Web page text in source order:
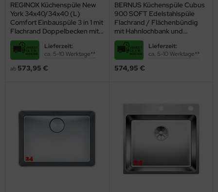
REGINOX Küchenspüle New
York 34x40/34x40 (L)
Comfort Einbauspüle 3 in 1 mit
Flachrand Doppelbecken mit
Siebkorb als Stopfenventil
Lieferzeit:
ca. 5-10 Werktage**
ab 573,95 €
BERNUS Küchenspüle Cubus
900 SOFT Edelstahlspüle
Flachrand / Flächenbündig
mit Hahnlochbank und
Siebkorb als Stopfenventil
Lieferzeit:
ca. 5-10 Werktage**
574,95 €